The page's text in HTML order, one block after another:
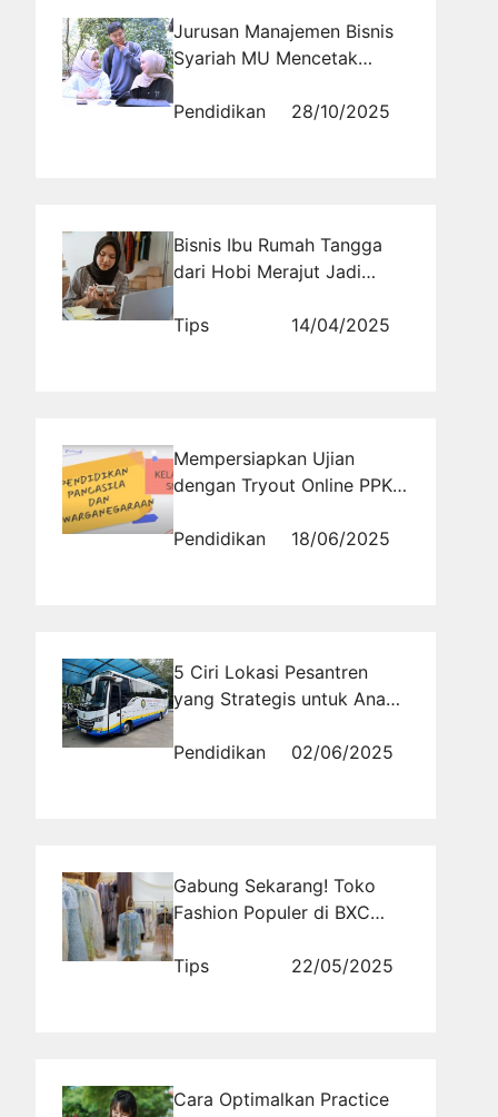
Jurusan Manajemen Bisnis
Syariah MU Mencetak
Cageur, Bageur, Pinter
Pendidikan 28/10/2025
Bisnis Ibu Rumah Tangga
dari Hobi Merajut Jadi
Tips
14/04/2025
Mempersiapkan Ujian
dengan Tryout Online PPKn
Pendidikan
18/06/2025
5 Ciri Lokasi Pesantren
yang Strategis untuk Anak
Pendidikan
02/06/2025
Gabung Sekarang! Toko
Fashion Populer di BXC
Usaha
Tips 22/05/2025
Cara Optimalkan Practice